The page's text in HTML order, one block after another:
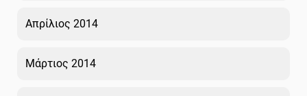
Απρίλιος 2014
Μάρτιος 2014